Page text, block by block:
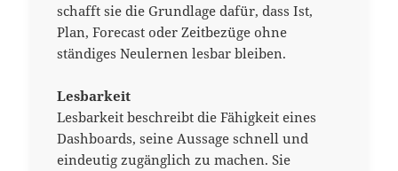
schafft sie die Grundlage dafür, dass Ist,
Plan, Forecast oder Zeitbezüge ohne
ständiges Neulernen lesbar bleiben.
Lesbarkeit
Lesbarkeit beschreibt die Fähigkeit eines
Dashboards, seine Aussage schnell und
eindeutig zugänglich zu machen. Sie